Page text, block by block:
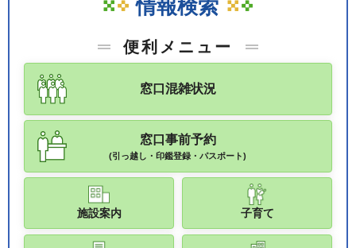
情報検索
便利メニュー
窓口混雑状況
窓口事前予約
(引っ越し・印鑑登録・パスポート)
施設案内 子育て